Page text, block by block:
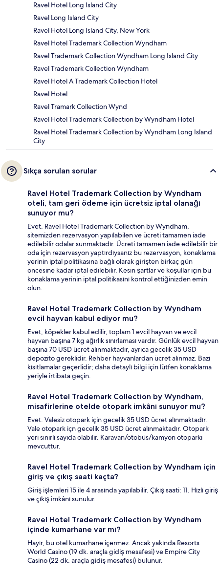
Ravel Hotel Long Island City
Ravel Long Island City
Ravel Hotel Long Island City, New York
Ravel Hotel Trademark Collection Wyndham
Ravel Trademark Collection Wyndham Long Island City
Ravel Trademark Collection Wyndham
Ravel Hotel A Trademark Collection Hotel
Ravel Hotel
Ravel Tramark Collection Wynd
Ravel Hotel Trademark Collection by Wyndham Hotel
Ravel Hotel Trademark Collection by Wyndham Long Island
City
Sıkça sorulan sorular
Ravel Hotel Trademark Collection by Wyndham
oteli, tam geri ödeme için ücretsiz iptal olanağı
sunuyor mu?
Evet. Ravel Hotel Trademark Collection by Wyndham,
sitemizden rezervasyon yapılabilen ve ücreti tamamen iade
edilebilir odalar sunmaktadır. Ücreti tamamen iade edilebilir bir
oda için rezervasyon yaptırdıysanız bu rezervasyon, konaklama
yerinin iptal politikasına bağlı olarak girişten birkaç gün
öncesine kadar iptal edilebilir. Kesin şartlar ve koşullar için bu
konaklama yerinin iptal politikasını kontrol ettiğinizden emin
olun.
Ravel Hotel Trademark Collection by Wyndham
evcil hayvan kabul ediyor mu?
Evet, köpekler kabul edilir, toplam 1 evcil hayvan ve evcil
hayvan başına 7 kg ağırlık sınırlaması vardır. Günlük evcil hayvan
başına 70 USD ücret alınmaktadır, ayrıca gecelik 35 USD
depozito gereklidir. Rehber hayvanlardan ücret alınmaz. Bazı
kısıtlamalar geçerlidir; daha detaylı bilgi için lütfen konaklama
yeriyle irtibata geçin.
Ravel Hotel Trademark Collection by Wyndham,
misafirlerine otelde otopark imkânı sunuyor mu?
Evet. Valesiz otopark için gecelik 35 USD ücret alınmaktadır.
Vale otopark içn gecelik 35 USD ücret alınmaktadır. Otopark
yeri sınırlı sayıda olabilir. Karavan/otobüs/kamyon otoparkı
mevcuttur.
Ravel Hotel Trademark Collection by Wyndham için
giriş ve çıkış saati kaçta?
Giriş işlemleri 15 ile 4 arasında yapılabilir. Çıkış saati: 11. Hızlı giriş
ve çıkış imkânı sunulur.
Ravel Hotel Trademark Collection by Wyndham
içinde kumarhane var mı?
Hayır, bu otel kumarhane içermez. Ancak yakında Resorts
World Casino (19 dk. araçla gidiş mesafesi) ve Empire City
Casino (22 dk. araçla gidiş mesafesi) bulunur.